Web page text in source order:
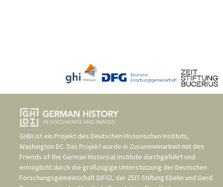
GHDI ist ein Projekt des Deutschen Historischen Instituts,
Washington DC. Das Projekt wurde in Zusammenarbeit mit den
Friends of the German Historical Institute durchgeführt und
ermöglicht durch die großzügige Unterstützung der Deutschen
Forschungsgemeinschaft (DFG), der ZEIT-Stiftung Ebelin und Gerd